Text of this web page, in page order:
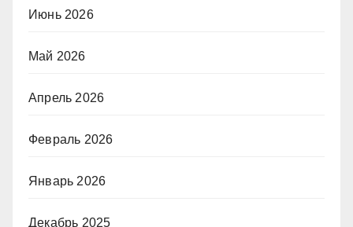
Июнь 2026
Май 2026
Апрель 2026
Февраль 2026
Январь 2026
Декабрь 2025